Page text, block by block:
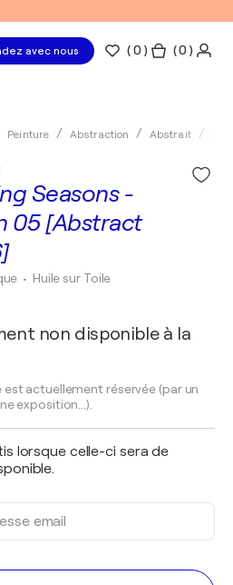
avec nous (0 ) ( 0 )
Peinture Abstraction Abstrait
Seasons -
05 [Abstract
• Huile sur Toile
non disponible à la
actuellement réservée (par un
exposition...).
lorsque celle-ci sera de